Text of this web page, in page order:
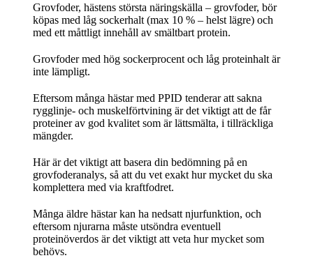
Grovfoder, hästens största näringskälla – grovfoder, bör
köpas med låg sockerhalt (max 10 % – helst lägre) och
med ett måttligt innehåll av smältbart protein.
Grovfoder med hög sockerprocent och låg proteinhalt är
inte lämpligt.
Eftersom många hästar med PPID tenderar att sakna
rygglinje- och muskelförtvining är det viktigt att de får
proteiner av god kvalitet som är lättsmälta, i tillräckliga
mängder.
Här är det viktigt att basera din bedömning på en
grovfoderanalys, så att du vet exakt hur mycket du ska
komplettera med via kraftfodret.
Många äldre hästar kan ha nedsatt njurfunktion, och
eftersom njurarna måste utsöndra eventuell
proteinöverdos är det viktigt att veta hur mycket som
behövs.